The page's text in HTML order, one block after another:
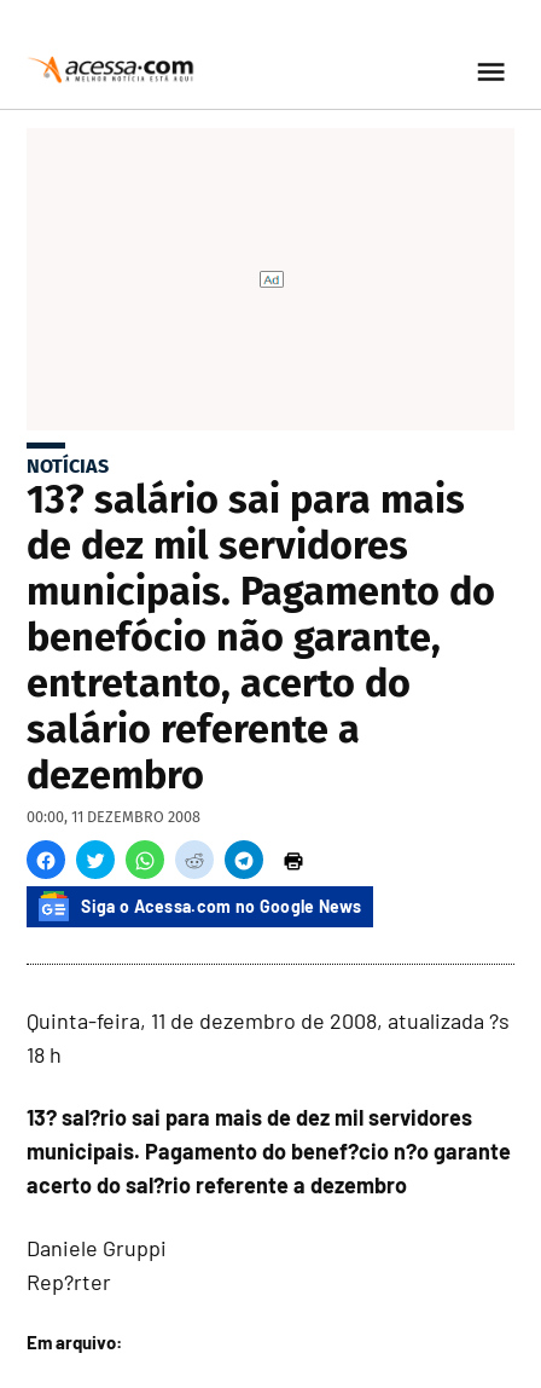
NOTÍCIAS
13? salário sai para mais
de dez mil servidores
municipais. Pagamento do
benefócio não garante,
entretanto, acerto do
salário referente a
dezembro
00:00, 11 DEZEMBRO 2008
Siga o Acessa.com no Google News
Quinta-feira, 11 de dezembro de 2008, atualizada ?s
18 h
13? sal?rio sai para mais de dez mil servidores
municipais. Pagamento do benef?cio n?o garante
acerto do sal?rio referente a dezembro
Daniele Gruppi
Rep?rter
Em arquivo: